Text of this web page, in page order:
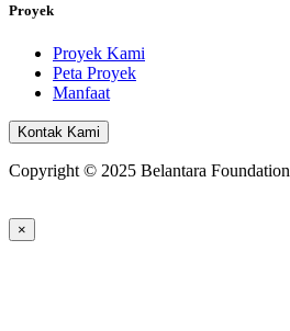
Proyek
Proyek Kami
Peta Proyek
Manfaat
Kontak Kami
Copyright © 2025 Belantara Foundation
×